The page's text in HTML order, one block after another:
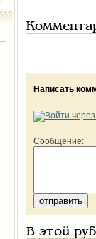
Написать
Сообщение:
В этой